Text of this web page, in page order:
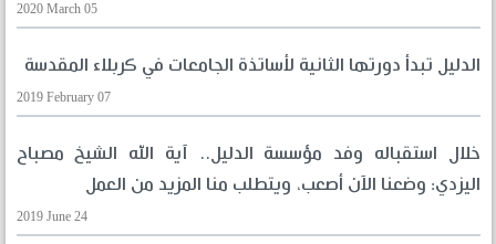
2020 March 05
الدليل تبدأ دورتها الثانية لأساتذة الجامعات في كربلاء المقدسة
2019 February 07
خلال استقباله وفد مؤسسة الدليل.. آية الله الشيخ مصباح
اليزدي: وضعنا الآن أصعب، ويتطلب منا المزيد من العمل
2019 June 24